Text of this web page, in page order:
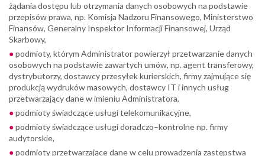
żądania dostępu lub otrzymania danych osobowych na podstawie
przepisów prawa, np. Komisja Nadzoru Finansowego, Ministerstwo
Finansów, Generalny Inspektor Informacji Finansowej, Urząd
Skarbowy,
podmioty, którym Administrator powierzył przetwarzanie danych
osobowych na podstawie zawartych umów, np. agent transferowy,
dystrybutorzy, dostawcy przesyłek kurierskich, firmy zajmujące się
produkcją wydruków masowych, dostawcy IT i innych usług
przetwarzający dane w imieniu Administratora,
podmioty świadczące usługi telekomunikacyjne,
podmioty świadczące usługi doradczo–kontrolne np. firmy
audytorskie,
podmioty przetwarzające dane w celu prowadzenia zastępstwa